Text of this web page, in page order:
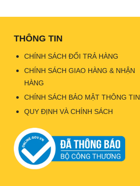
THÔNG TIN
CHÍNH SÁCH ĐỔI TRẢ HÀNG
CHÍNH SÁCH GIAO HÀNG & NHẬN
HÀNG
CHÍNH SÁCH BẢO MẬT THÔNG TIN
QUY ĐỊNH VÀ CHÍNH SÁCH